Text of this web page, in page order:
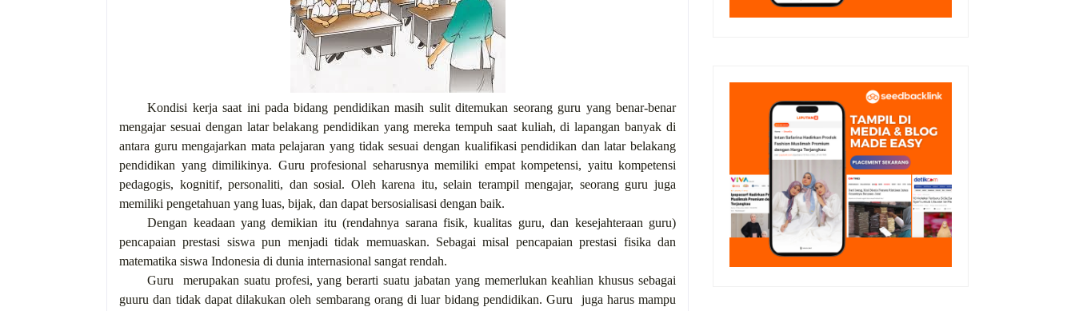
Kondisi kerja saat ini pada bidang pendidikan masih sulit ditemukan seorang guru yang benar-benar
mengajar sesuai dengan latar belakang pendidikan yang mereka tempuh saat kuliah, di lapangan banyak di
antara guru mengajarkan mata pelajaran yang tidak sesuai dengan kualifikasi pendidikan dan latar belakang
pendidikan yang dimilikinya. Guru profesional seharusnya memiliki empat kompetensi, yaitu kompetensi
pedagogis, kognitif, personaliti, dan sosial. Oleh karena itu, selain terampil mengajar, seorang guru juga
memiliki pengetahuan yang luas, bijak, dan dapat bersosialisasi dengan baik.
Dengan keadaan yang demikian itu (rendahnya sarana fisik, kualitas guru, dan kesejahteraan guru)
pencapaian prestasi siswa pun menjadi tidak memuaskan. Sebagai misal pencapaian prestasi fisika dan
matematika siswa Indonesia di dunia internasional sangat rendah.
Guru merupakan suatu profesi, yang berarti suatu jabatan yang memerlukan keahlian khusus sebagai
guuru dan tidak dapat dilakukan oleh sembarang orang di luar bidang pendidikan. Guru juga harus mampu